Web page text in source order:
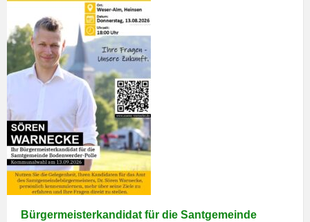
Bürgermeisterkandidat für die Santgemeinde